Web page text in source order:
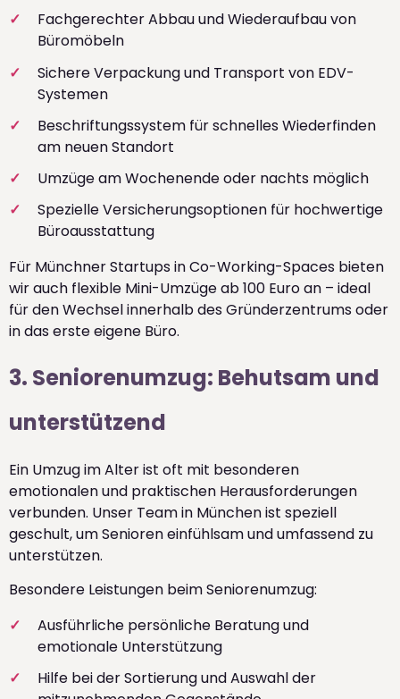
Fachgerechter Abbau und Wiederaufbau von
Büromöbeln
Sichere Verpackung und Transport von EDV-
Systemen
Beschriftungssystem für schnelles Wiederfinden
am neuen Standort
Umzüge am Wochenende oder nachts möglich
Spezielle Versicherungsoptionen für hochwertige
Büroausstattung
Für Münchner Startups in Co-Working-Spaces bieten
wir auch flexible Mini-Umzüge ab 100 Euro an – ideal
für den Wechsel innerhalb des Gründerzentrums oder
in das erste eigene Büro.
3. Seniorenumzug: Behutsam und
unterstützend
Ein Umzug im Alter ist oft mit besonderen
emotionalen und praktischen Herausforderungen
verbunden. Unser Team in München ist speziell
geschult, um Senioren einfühlsam und umfassend zu
unterstützen.
Besondere Leistungen beim Seniorenumzug:
Ausführliche persönliche Beratung und
emotionale Unterstützung
Hilfe bei der Sortierung und Auswahl der